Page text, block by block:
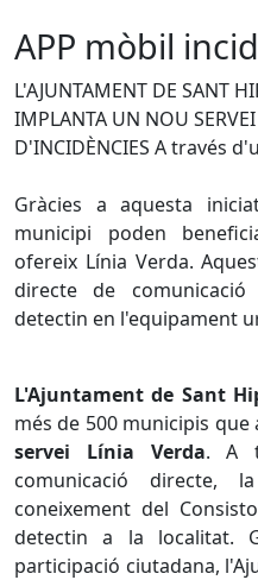
APP mòbil
L'AJUNTAMENT DE SANT
IMPLANTA UN NOU
D'INCIDÈNCIES A través
Gràcies a aquesta
municipi poden
ofereix Línia Verda.
directe de
detectin en l'equipament
L'Ajuntament de Sant
més de 500 municipis
servei Línia Verda. A
comunicació directe,
coneixement del
detectin a la localitat.
participació ciutadana,